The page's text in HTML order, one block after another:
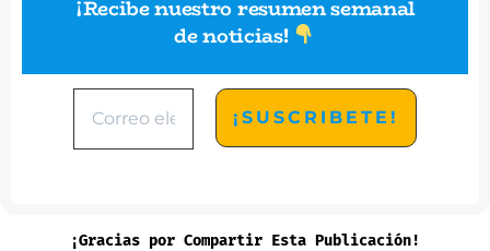
¡Recibe nuestro resumen semanal
de noticias!
¡Gracias por Compartir Esta Publicación!